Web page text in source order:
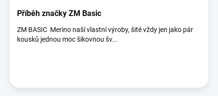
Příběh značky ZM Basic
ZM BASIC Merino naší vlastní výroby, šité vždy jen jako pár
kousků jednou moc šikovnou šv...